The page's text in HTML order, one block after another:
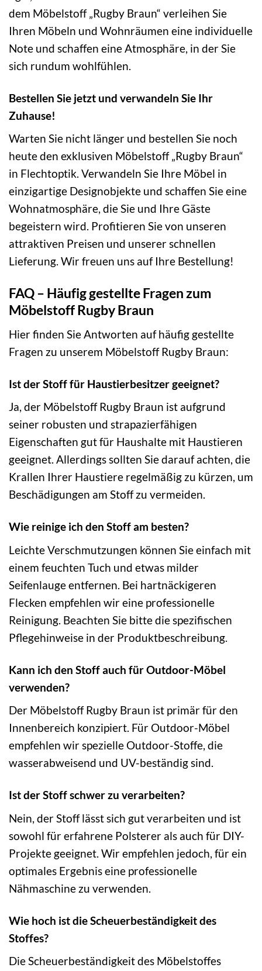
dem Möbelstoff „Rugby Braun“ verleihen Sie
Ihren Möbeln und Wohnräumen eine individuelle
Note und schaffen eine Atmosphäre, in der Sie
sich rundum wohlfühlen.
Bestellen Sie jetzt und verwandeln Sie Ihr
Zuhause!
Warten Sie nicht länger und bestellen Sie noch
heute den exklusiven Möbelstoff „Rugby Braun“
in Flechtoptik. Verwandeln Sie Ihre Möbel in
einzigartige Designobjekte und schaffen Sie eine
Wohnatmosphäre, die Sie und Ihre Gäste
begeistern wird. Profitieren Sie von unseren
attraktiven Preisen und unserer schnellen
Lieferung. Wir freuen uns auf Ihre Bestellung!
FAQ – Häufig gestellte Fragen zum
Möbelstoff Rugby Braun
Hier finden Sie Antworten auf häufig gestellte
Fragen zu unserem Möbelstoff Rugby Braun:
Ist der Stoff für Haustierbesitzer geeignet?
Ja, der Möbelstoff Rugby Braun ist aufgrund
seiner robusten und strapazierfähigen
Eigenschaften gut für Haushalte mit Haustieren
geeignet. Allerdings sollten Sie darauf achten, die
Krallen Ihrer Haustiere regelmäßig zu kürzen, um
Beschädigungen am Stoff zu vermeiden.
Wie reinige ich den Stoff am besten?
Leichte Verschmutzungen können Sie einfach mit
einem feuchten Tuch und etwas milder
Seifenlauge entfernen. Bei hartnäckigeren
Flecken empfehlen wir eine professionelle
Reinigung. Beachten Sie bitte die spezifischen
Pflegehinweise in der Produktbeschreibung.
Kann ich den Stoff auch für Outdoor-Möbel
verwenden?
Der Möbelstoff Rugby Braun ist primär für den
Innenbereich konzipiert. Für Outdoor-Möbel
empfehlen wir spezielle Outdoor-Stoffe, die
wasserabweisend und UV-beständig sind.
Ist der Stoff schwer zu verarbeiten?
Nein, der Stoff lässt sich gut verarbeiten und ist
sowohl für erfahrene Polsterer als auch für DIY-
Projekte geeignet. Wir empfehlen jedoch, für ein
optimales Ergebnis eine professionelle
Nähmaschine zu verwenden.
Wie hoch ist die Scheuerbeständigkeit des
Stoffes?
Die Scheuerbeständigkeit des Möbelstoffes